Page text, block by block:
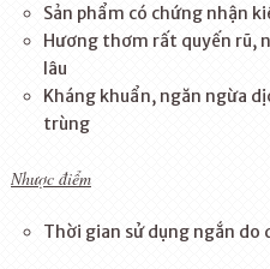
Sản phẩm có chứng nhận
Hương thơm rất quyến rũ,
lâu
Kháng khuẩn, ngăn ngừa
trùng
Nhược điểm
Thời gian sử dụng ngắn do